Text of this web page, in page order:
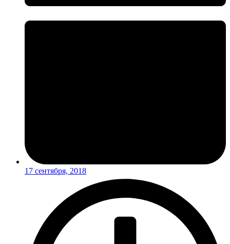
17 сентября, 2018